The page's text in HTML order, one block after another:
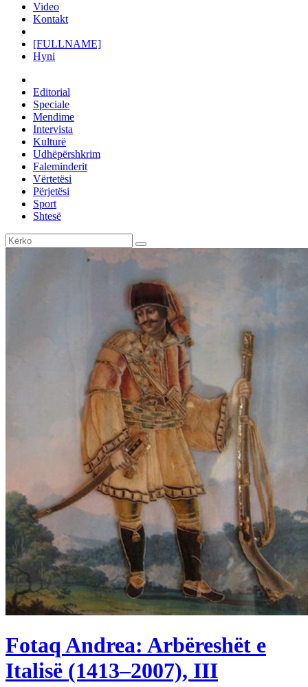
Video
Kontakt
[FULLNAME]
Hyni
Editorial
Speciale
Mendime
Intervista
Kulturë
Udhëpërshkrim
Faleminderit
Vërtetësi
Përjetësi
Sport
Shtesë
Fotaq Andrea: Arbëreshët e
Italisë (1413–2007), III